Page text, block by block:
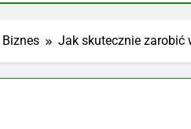
Biznes Jak skutecznie zarobić